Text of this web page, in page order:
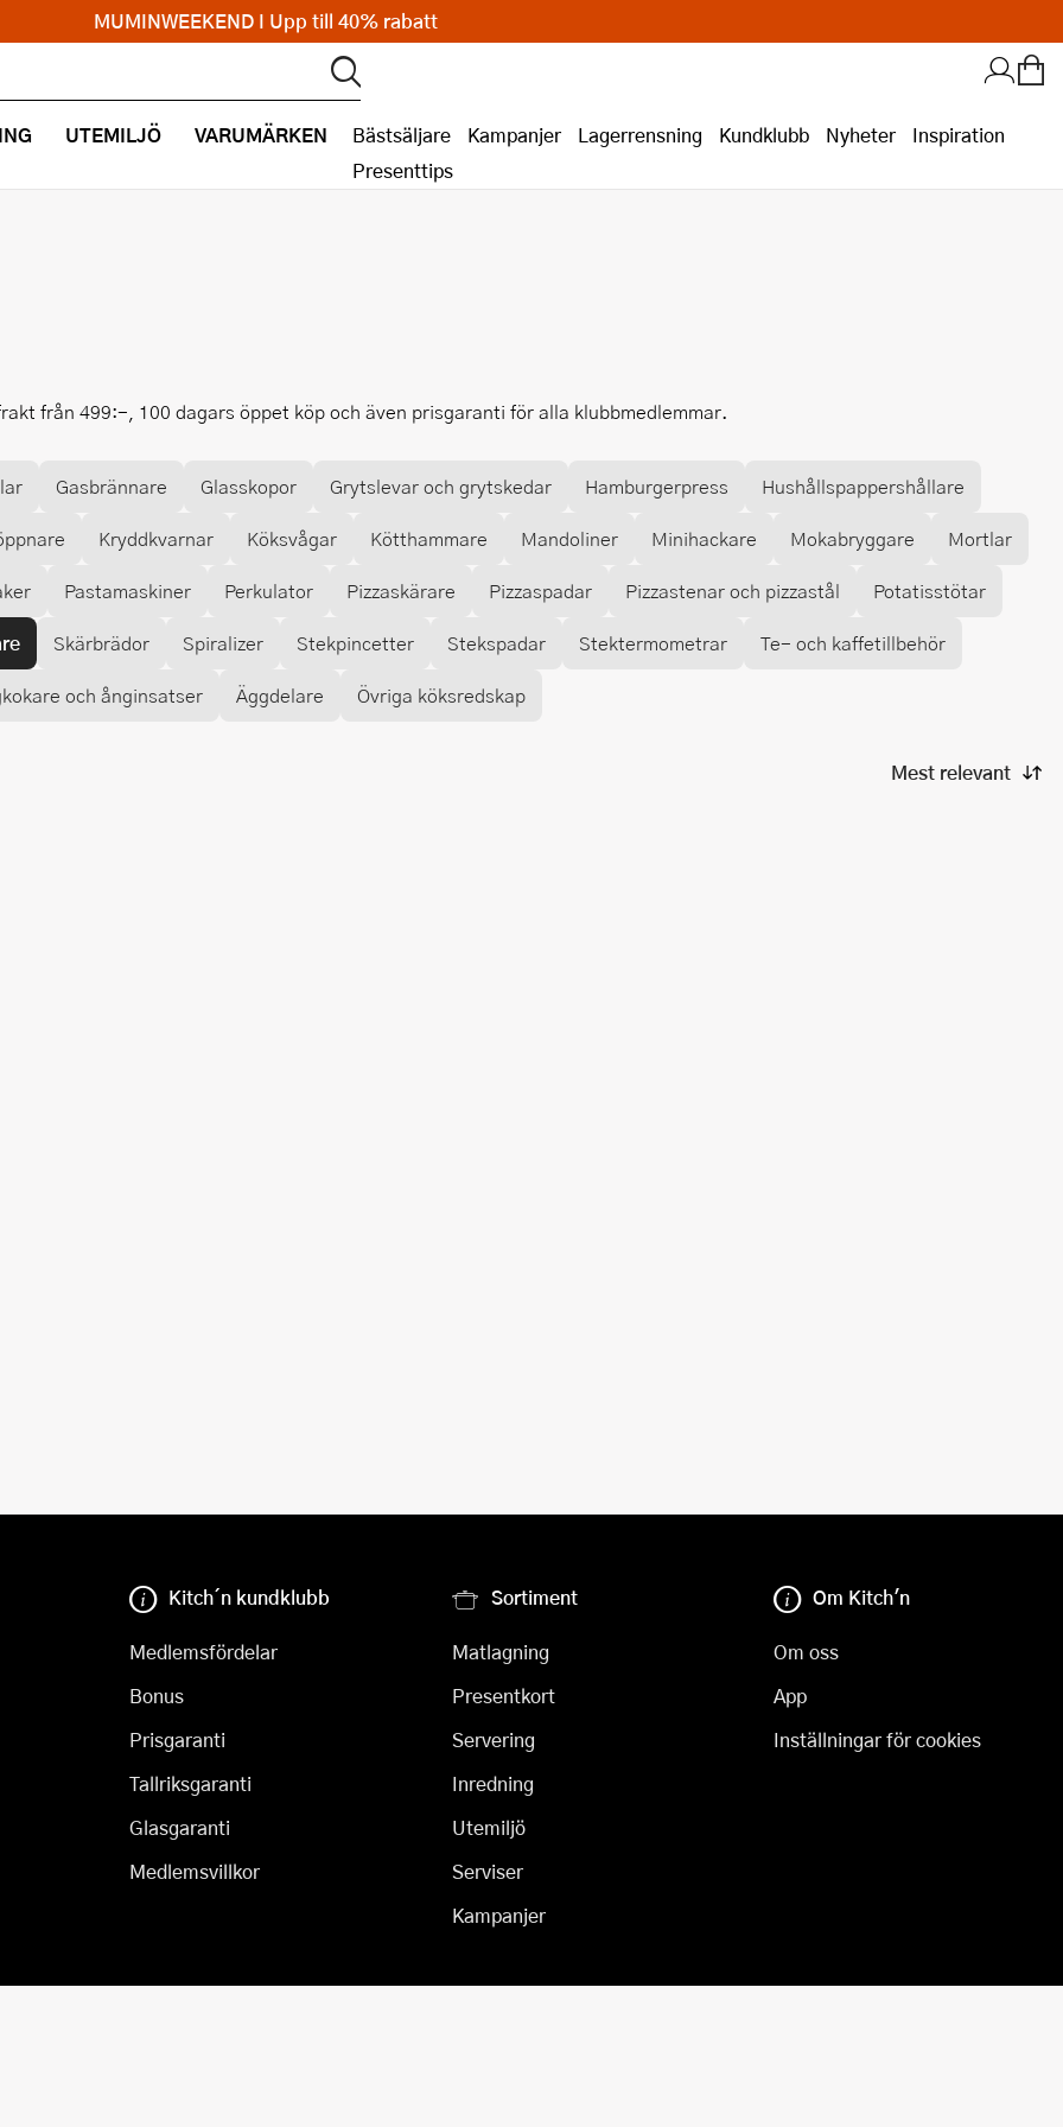
UTEMILJÖ VARUMÄRKEN Bästsäljare Kampanjer Lagerrensning Kundklubb Nyheter
Inspiration
Presenttips
från 499:-, 100 dagars öppet köp och även prisgaranti för alla klubbmedlemmar.
Gasbrännare Glasskopor Grytslevar och grytskedar Hamburgerpress
Hushållspappershållare
Kryddkvarnar Köksvågar Kötthammare Mandoliner Minihackare Mokabryggare
Mortlar
Pastamaskiner Perkulator Pizzaskärare Pizzaspadar Pizzastenar och pizzastål
Potatisstötar
Skärbrädor Spiralizer Stekpincetter Stekspadar Stektermometrar
Te- och kaffetillbehör
och ånginsatser Äggdelare Övriga köksredskap
Kitch´n kundklubb
Medlemsfördelar
Bonus
Prisgaranti
Tallriksgaranti
Glasgaranti
Medlemsvillkor
Sortiment
Matlagning
Presentkort
Servering
Inredning
Utemiljö
Serviser
Kampanjer
Om Kitch'n
Om oss
App
Inställningar för cookies
MUMINWEEKEND I Upp till 40% rabatt